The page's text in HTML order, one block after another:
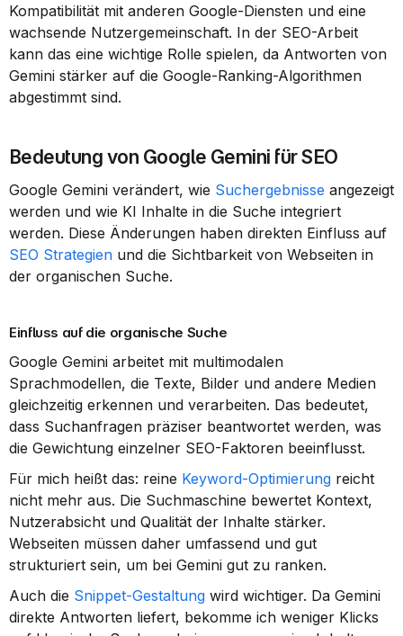
Kompatibilität mit anderen Google-Diensten und eine
wachsende Nutzergemeinschaft. In der SEO-Arbeit
kann das eine wichtige Rolle spielen, da Antworten von
Gemini stärker auf die Google-Ranking-Algorithmen
abgestimmt sind.
Bedeutung von Google Gemini für SEO
Google Gemini verändert, wie Suchergebnisse angezeigt
werden und wie KI Inhalte in die Suche integriert
SEO Strategien und die Sichtbarkeit von Webseiten in
der organischen Suche.
Einfluss auf die organische Suche
Google Gemini arbeitet mit multimodalen
Sprachmodellen, die Texte, Bilder und andere Medien
gleichzeitig erkennen und verarbeiten. Das bedeutet,
dass Suchanfragen präziser beantwortet werden, was
die Gewichtung einzelner SEO-Faktoren beeinflusst.
Für mich heißt das: reine Keyword-Optimierung reicht
nicht mehr aus. Die Suchmaschine bewertet Kontext,
Nutzerabsicht und Qualität der Inhalte stärker.
Webseiten müssen daher umfassend und gut
strukturiert sein, um bei Gemini gut zu ranken.
Auch die Snippet-Gestaltung wird wichtiger. Da Gemini
direkte Antworten liefert, bekomme ich weniger Klicks